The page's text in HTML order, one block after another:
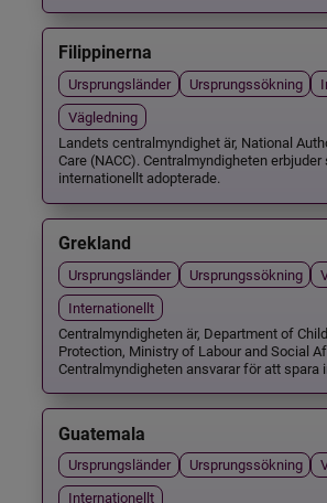
Filippinerna
Ursprungsländer Ursprungssökning
Vägledning
Landets centralmyndighet är, National
Care (NACC). Centralmyndigheten erbjuder
internationellt adopterade.
Grekland
Ursprungsländer Ursprungssökning
Internationellt
Centralmyndigheten är, Department of
Protection, Ministry of Labour and Social
Centralmyndigheten ansvarar för att spara
Guatemala
Ursprungsländer Ursprungssökning
Internationellt